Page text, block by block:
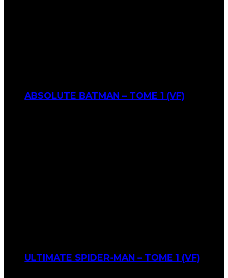
ABSOLUTE BATMAN – TOME 1 (VF)
ULTIMATE SPIDER-MAN – TOME 1 (VF)